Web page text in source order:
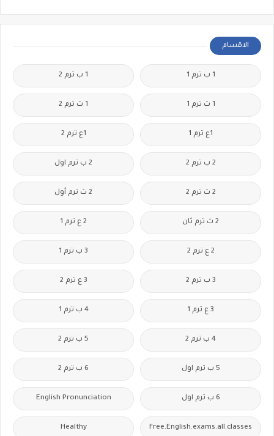
الاقسام
1 ب ترم 1 1 ب ترم 2
1 ث ترم 1 1 ث ترم 2
1ع ترم 1 1ع ترم 2
2 ب ترم 2 2 ب ترم اول
2 ث ترم 2 2 ث ترم أول
2 ث ترم ثان 2 ع ترم 1
2 ع ترم 2 3 ب ترم 1
3 ب ترم 2 3 ع ترم 2
3 ع ترم 1 4 ب ترم 1
4 ب ترم 2 5 ب ترم 2
5 ب ترم اول 6 ب ترم 2
6 ب ترم اول English Pronunciation
Free.English.exams.all.classes
Healthy